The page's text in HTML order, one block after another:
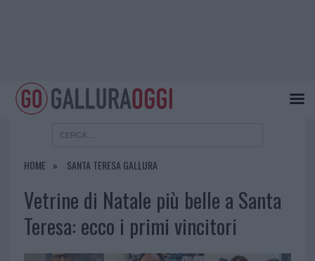
HOME SANTA TERESA GALLURA
Vetrine di Natale più belle a Santa
Teresa: ecco i primi vincitori